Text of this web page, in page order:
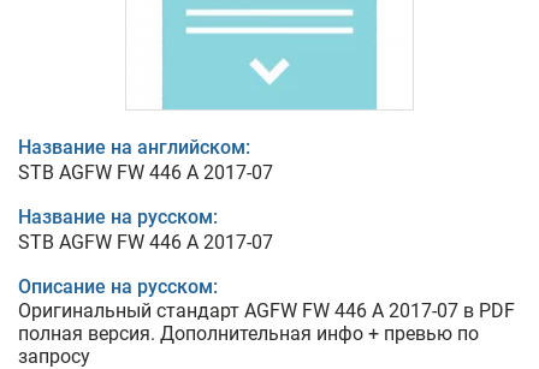
Название на английском:
STB AGFW FW 446 A 2017-07
Название на русском:
STB AGFW FW 446 A 2017-07
Описание на русском:
Оригинальный стандарт AGFW FW 446 A 2017-07 в PDF
полная версия. Дополнительная инфо + превью по
запросу